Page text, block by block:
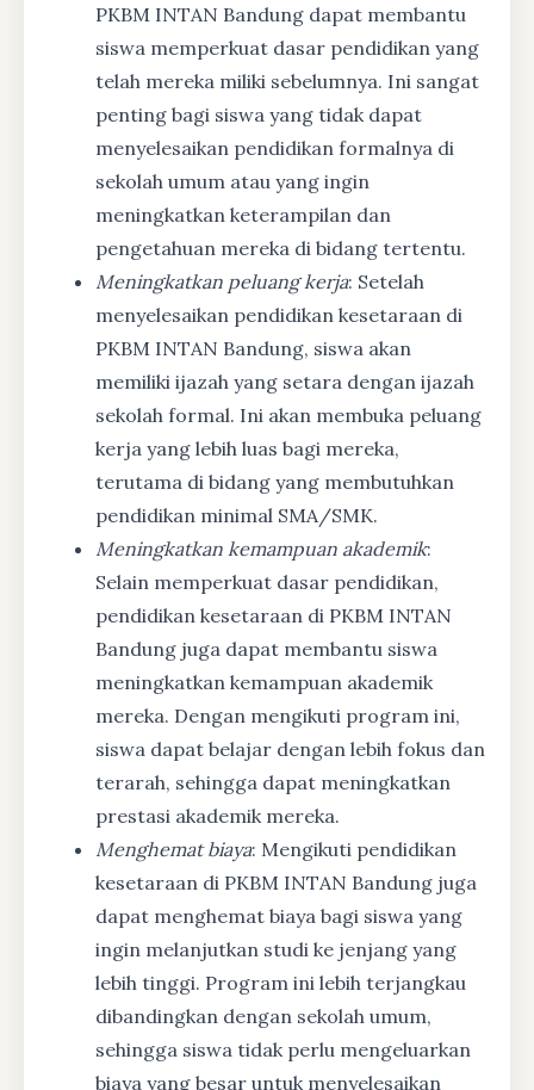
PKBM INTAN Bandung dapat membantu
siswa memperkuat dasar pendidikan yang
telah mereka miliki sebelumnya. Ini sangat
penting bagi siswa yang tidak dapat
menyelesaikan pendidikan formalnya di
sekolah umum atau yang ingin
meningkatkan keterampilan dan
pengetahuan mereka di bidang tertentu.
Meningkatkan peluang kerja: Setelah
menyelesaikan pendidikan kesetaraan di
PKBM INTAN Bandung, siswa akan
memiliki ijazah yang setara dengan ijazah
sekolah formal. Ini akan membuka peluang
kerja yang lebih luas bagi mereka,
terutama di bidang yang membutuhkan
pendidikan minimal SMA/SMK.
Meningkatkan kemampuan akademik:
Selain memperkuat dasar pendidikan,
pendidikan kesetaraan di PKBM INTAN
Bandung juga dapat membantu siswa
meningkatkan kemampuan akademik
mereka. Dengan mengikuti program ini,
siswa dapat belajar dengan lebih fokus dan
terarah, sehingga dapat meningkatkan
prestasi akademik mereka.
Menghemat biaya: Mengikuti pendidikan
kesetaraan di PKBM INTAN Bandung juga
dapat menghemat biaya bagi siswa yang
ingin melanjutkan studi ke jenjang yang
lebih tinggi. Program ini lebih terjangkau
dibandingkan dengan sekolah umum,
sehingga siswa tidak perlu mengeluarkan
biaya yang besar untuk menyelesaikan